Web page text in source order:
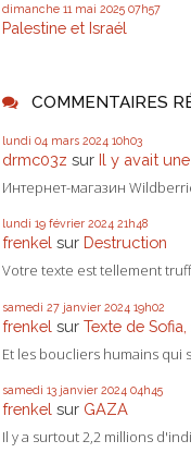
dimanche 11 mai 2025 07h57
Palestine et Israél
COMMENTAIRES
lundi 04 mars 2024 10h03
drmc03z sur Il y avait
Интернет-магазин
lundi 19 février 2024 21h48
frenkel sur Destruction
Votre texte est tellement
samedi 27 janvier 2024 19h02
frenkel sur Texte de
Et les boucliers humains qui
samedi 13 janvier 2024 04h45
frenkel sur GAZA
Il y a surtout 2,2 millions